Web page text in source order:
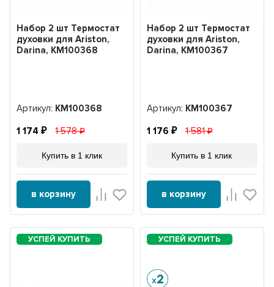
Набор 2 шт Термостат
духовки для Ariston,
Darina, KM100368
Артикул: KM100368
1 174 1 578
Купить в 1 клик
в корзину
Набор 2 шт Термостат
духовки для Ariston,
Darina, KM100367
Артикул: KM100367
1 176 1 581
Купить в 1 клик
в корзину